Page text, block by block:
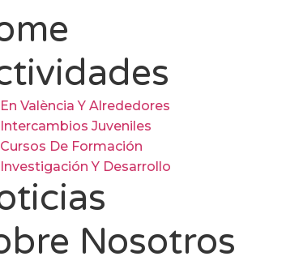
En València Y Alrededores
Intercambios Juveniles
Cursos De Formación
Investigación Y Desarrollo
Nosotros